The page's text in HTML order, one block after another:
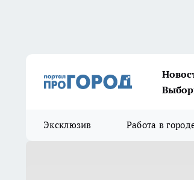
Эксклюзив Работа в